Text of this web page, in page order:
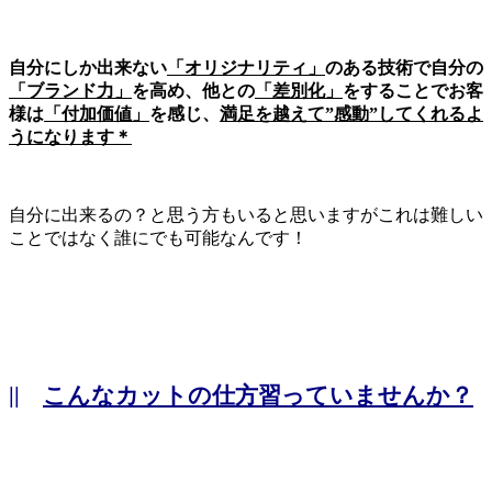
自分にしか出来ない 「オリジナリティ」 のある技術で自分の
「ブランド力」 を高め、他との 「差別化」 をすることでお客
様は 「付加価値」 を感じ、 満足を越えて”感動”してくれるよ
うになります＊
自分に出来るの？と思う方もいると思いますがこれは難しい
ことではなく誰にでも可能なんです！
|| こんなカットの仕方習っていませんか？